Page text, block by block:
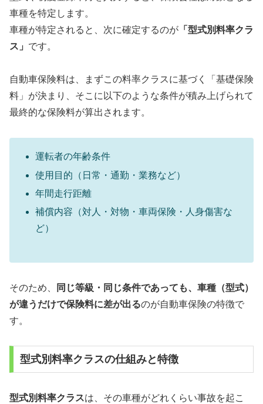
車種を特定します。
車種が特定されると、次に確定するのが 「型式別料率クラ
ス」 です。
自動車保険料は、まずこの料率クラスに基づく「基礎保険
料」が決まり、そこに以下のような条件が積み上げられて
最終的な保険料が算出されます。
運転者の年齢条件
使用目的（日常・通勤・業務など）
年間走行距離
補償内容（対人・対物・車両保険・人身傷害な
ど）
そのため、
同じ等級・同じ条件であっても、車種（型式）
が違うだけで保険料に差が出るのが自動車保険の特徴で
す。
型式別料率クラスの仕組みと特徴
型式別料率クラスは、その車種がどれくらい事故を起こ